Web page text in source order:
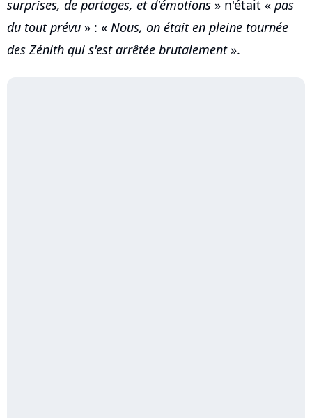
surprises, de partages, et d'émotions » n'était « pas
du tout prévu » : « Nous, on était en pleine tournée
des Zénith qui s'est arrêtée brutalement».